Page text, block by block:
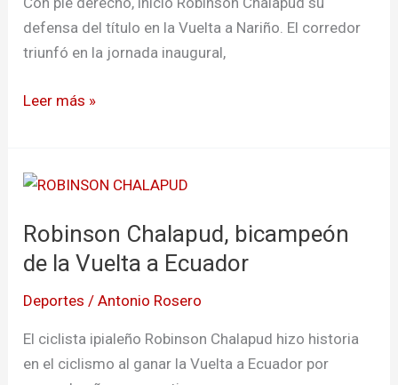
defensa del título en la Vuelta a Nariño. El corredor
triunfó en la jornada inaugural,
a
Nariño
Leer más »
Robinson Chalapud, bicampeón
de la Vuelta a Ecuador
Deportes /Antonio Rosero
El ciclista ipialeño Robinson Chalapud hizo historia
en el ciclismo al ganar la Vuelta a Ecuador por
Robinson
bicampeón
de
Vuelta
a
Ecuador